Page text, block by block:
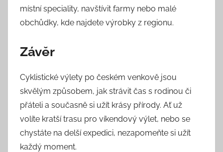
místní speciality, navštívit farmy nebo malé
obchůdky, kde najdete výrobky z regionu.
Závěr
Cyklistické výlety po českém venkově jsou
skvělým způsobem, jak strávit čas s rodinou či
přáteli a současně si užít krásy přírody. Ať už
volíte kratší trasu pro víkendový výlet, nebo se
chystáte na delší expedici, nezapomeňte si užít
každý moment.